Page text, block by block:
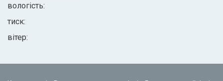
вологість:
тиск:
вітер: